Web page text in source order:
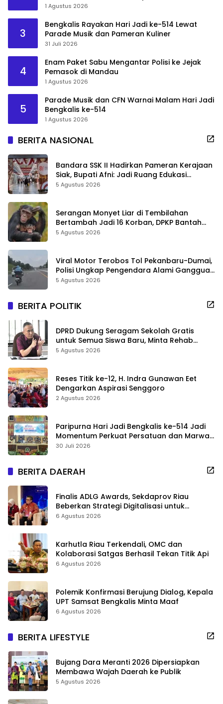
1 Agustus 2026
3
Bengkalis Rayakan Hari Jadi ke-514 Lewat
Parade Musik dan Pameran Kuliner
31 Juli 2026
4
Enam Paket Sabu Mengantar Polisi ke Jejak
Pemasok di Mandau
1 Agustus 2026
5
Parade Musik dan CFN Warnai Malam Hari Jadi
Bengkalis ke-514
1 Agustus 2026
BERITA NASIONAL
Bandara SSK II Hadirkan Pameran Kerajaan
Siak, Bupati Afni: Jadi Ruang Edukasi
Sejarah Riau
5 Agustus 2026
Serangan Monyet Liar di Tembilahan
Bertambah Jadi 16 Korban, DPKP Bantah
Video Gerombolan Viral
5 Agustus 2026
Viral Motor Terobos Tol Pekanbaru-Dumai,
Polisi Ungkap Pengendara Alami Gangguan
Usai Kecelakaan
5 Agustus 2026
BERITA POLITIK
DPRD Dukung Seragam Sekolah Gratis
untuk Semua Siswa Baru, Minta Rehab
Sekolah Jangan Dikurangi
5 Agustus 2026
Reses Titik ke-12, H. Indra Gunawan Eet
Dengarkan Aspirasi Senggoro
2 Agustus 2026
Paripurna Hari Jadi Bengkalis ke-514 Jadi
Momentum Perkuat Persatuan dan Marwah
Negeri
30 Juli 2026
BERITA DAERAH
Finalis ADLG Awards, Sekdaprov Riau
Beberkan Strategi Digitalisasi untuk
Tingkatkan Layanan Publik
6 Agustus 2026
Karhutla Riau Terkendali, OMC dan
Kolaborasi Satgas Berhasil Tekan Titik Api
6 Agustus 2026
Polemik Konfirmasi Berujung Dialog, Kepala
UPT Samsat Bengkalis Minta Maaf
6 Agustus 2026
BERITA LIFESTYLE
Bujang Dara Meranti 2026 Dipersiapkan
Membawa Wajah Daerah ke Publik
5 Agustus 2026